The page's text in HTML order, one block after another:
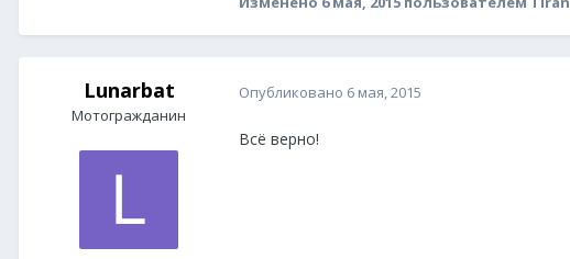
Lunarbat
Мотогражданин
Опубликовано 6 мая, 2015
Всё верно!